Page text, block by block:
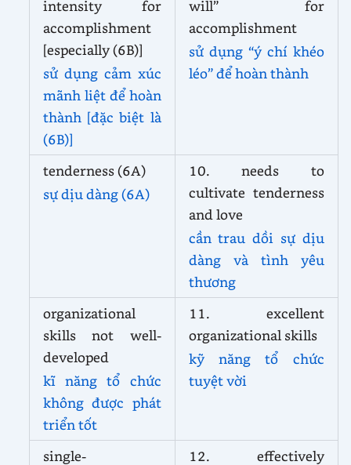
intensity for
accomplishment
[especially (6B)]
sử dụng cảm xúc
mãnh liệt để hoàn
thành [đặc biệt là
(6B)]
will” for
accomplishment
sử dụng “ý chí khéo
léo” để hoàn thành
tenderness (6A)
sự dịu dàng (6A)
10. needs to
cultivate tenderness
and love
cần trau dồi sự dịu
dàng và tình yêu
thương
organizational
skills not well-
developed
kĩ năng tổ chức
không được phát
triển tốt
11. excellent
organizational skills
kỹ năng tổ chức
tuyệt vời
single-
12. effectively